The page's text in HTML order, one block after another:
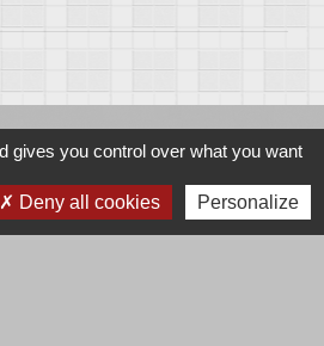
les-Arts
gives you control over what you want
Deny all cookies Personalize